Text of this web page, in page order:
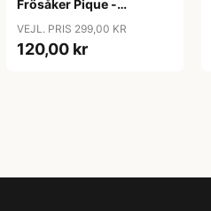
Frösåker Pique -
VEJL. PRIS 299,00 KR
120,00 kr